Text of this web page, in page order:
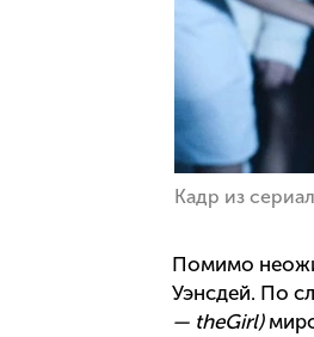
Кадр из
Помимо
Уэнсдей. По
— theGirl)